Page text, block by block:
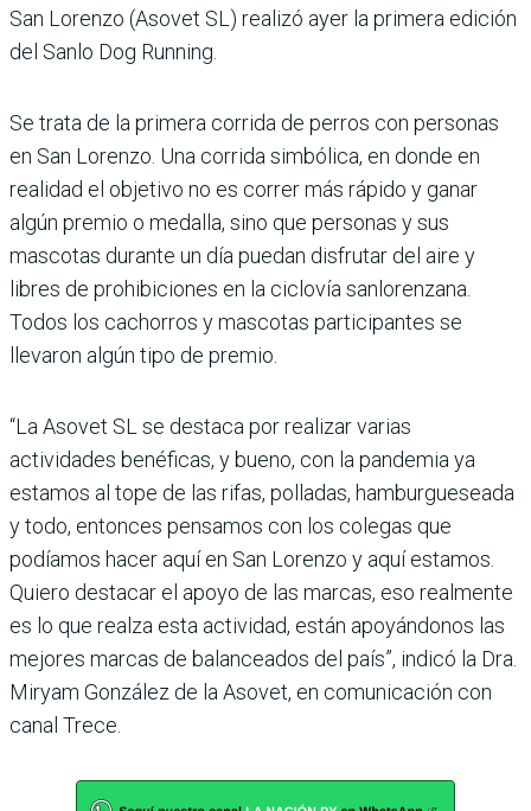
San Lorenzo (Asovet SL) realizó ayer la primera edición
del Sanlo Dog Running.
Se trata de la primera corrida de perros con personas
en San Lorenzo. Una corrida simbólica, en donde en
realidad el objetivo no es correr más rápido y ganar
algún premio o medalla, sino que personas y sus
mascotas durante un día puedan disfrutar del aire y
libres de prohibiciones en la ciclovía sanlorenzana.
Todos los cachorros y mascotas participantes se
llevaron algún tipo de premio.
“La Asovet SL se destaca por realizar varias
actividades benéficas, y bueno, con la pandemia ya
estamos al tope de las rifas, polladas, hamburgueseada
y todo, entonces pensamos con los colegas que
podíamos hacer aquí en San Lorenzo y aquí estamos.
Quiero destacar el apoyo de las marcas, eso realmente
es lo que realza esta actividad, están apoyándonos las
mejores marcas de balanceados del país”, indicó la Dra.
Miryam González de la Asovet, en comunicación con
canal Trece.